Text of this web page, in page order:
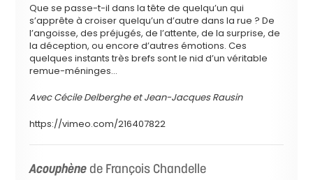
Que se passe-t-il dans la tête de quelqu’un qui
s’apprête à croiser quelqu’un d’autre dans la rue ? De
l’angoisse, des préjugés, de l’attente, de la surprise, de
la déception, ou encore d’autres émotions. Ces
quelques instants très brefs sont le nid d’un véritable
remue-méninges…
Avec Cécile Delberghe et Jean-Jacques Rausin
https://vimeo.com/216407822
Acouphène de François Chandelle